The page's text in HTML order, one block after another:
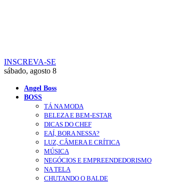
INSCREVA-SE
sábado, agosto 8
Angel Boss
BOSS
TÁ NA MODA
BELEZA E BEM-ESTAR
DICAS DO CHEF
EAÍ, BORA NESSA?
LUZ, CÂMERA E CRÍTICA
MÚSICA
NEGÓCIOS E EMPREENDEDORISMO
NA TELA
CHUTANDO O BALDE